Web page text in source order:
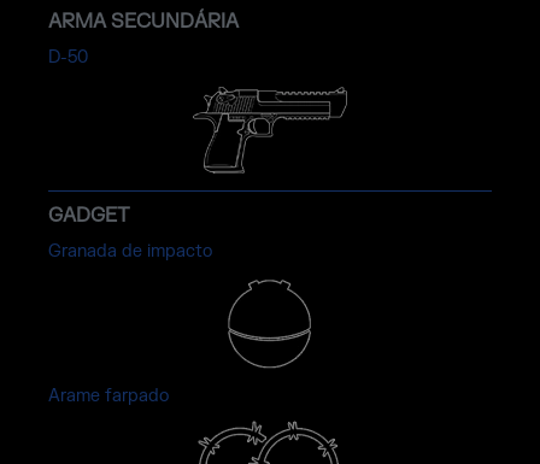
ARMA SECUNDÁRIA
D-50
GADGET
Granada de impacto
Arame farpado